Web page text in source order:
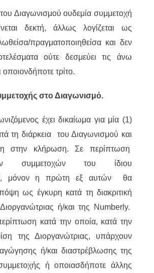
Διαγωνισμού ουδεμία συμμετοχή
δεκτή, άλλως λογίζεται ως
πραγματοποιηθείσα και δεν
ούτε δεσμεύει τις άνω
οποιονδήποτε τρίτο.
στο Διαγωνισμό.
έχει δικαίωμα για μία (1)
τη διάρκεια του Διαγωνισμού και
στην κλήρωση. Σε περίπτωση
συμμετοχών του ίδιου
μόνον η πρώτη εξ αυτών θα
ως έγκυρη κατά τη διακριτική
ή/και της Numberly.
κατά την οποία, κατά την
της Διοργανώτριας, υπάρχουν
ή/και διαστρέβλωσης της
ή οποιασδήποτε άλλης